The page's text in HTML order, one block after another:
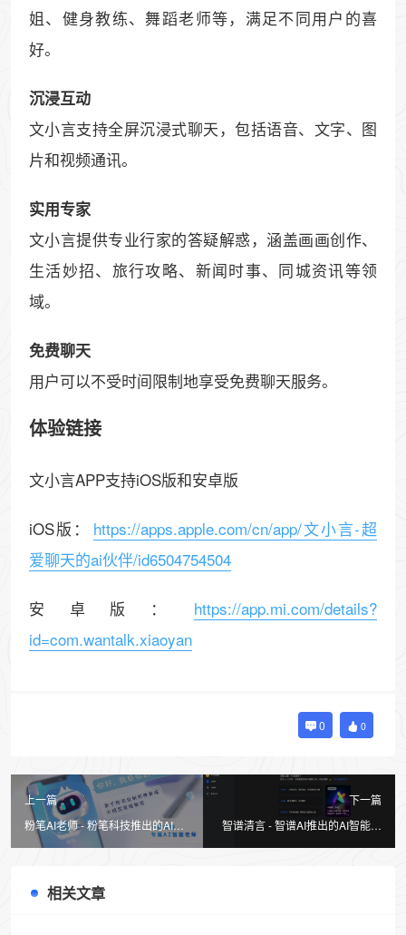
姐、健身教练、舞蹈老师等，满足不同用户的喜
好。
沉浸互动
文小言支持全屏沉浸式聊天，包括语音、文字、图
片和视频通讯。
实用专家
文小言提供专业行家的答疑解惑，涵盖画画创作、
生活妙招、旅行攻略、新闻时事、同城资讯等领
域。
免费聊天
用户可以不受时间限制地享受免费聊天服务。
体验链接
文小言APP支持iOS版和安卓版
iOS版：
https://apps.apple.com/cn/app/文小言-超
爱聊天的ai伙伴/id6504754504
安卓版：
https://app.mi.com/details?
id=com.wantalk.xiaoyan
0 0
上一篇
粉笔AI老师 - 粉笔科技推出的AI备
考助手
下一篇
智谱清言 - 智谱AI推出的AI智能助
相关文章